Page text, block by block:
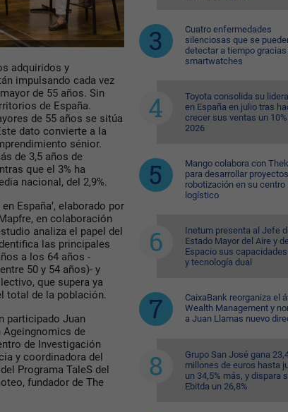
adquiridos y
impulsando cada vez
de 55 años. Sin
de España.
de 55 años se sitúa
dato convierte a la
sénior.
de 3,5 años de
que el 3% ha
nacional, del 2,9%.
España’, elaborado por
en colaboración
analiza el papel del
las principales
a los 64 años -
50 y 54 años)- y
que supera ya
total de la población.
participado Juan
Ageingnomics de
de Investigación
y coordinadora del
Programa TaleS del
fundador de The
Cuatro enfermedades
silenciosas que se
detectar a tiempo gracias
smartwatches
Toyota consolida su
en España en julio tras
crecer sus ventas un
2026
Mango colabora con
para desarrollar
robotización en su centro
logístico
Inetum presenta al Jefe
Estado Mayor del Aire y
Espacio sus
y tecnología dual
CaixaBank reorganiza el
Wealth Management y
a Juan Llamas nuevo
Grupo San José gana
millones de euros hasta
un 34,5% más, y dispara
Ebitda un 26,8%